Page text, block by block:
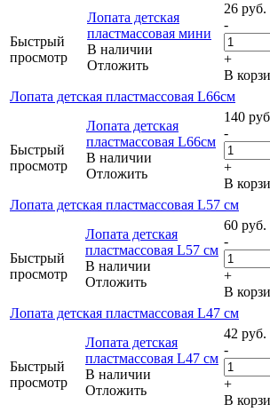
Быстрый
просмотр
Лопата детская
пластмассовая мини
В наличии
Отложить
26 руб.
-
+
В
Лопата детская пластмассовая L66см
Быстрый
просмотр
Лопата детская
пластмассовая L66см
В наличии
Отложить
140
-
+
В
Лопата детская пластмассовая L57 см
Быстрый
просмотр
Лопата детская
пластмассовая L57 см
В наличии
Отложить
60 руб.
-
+
В
Лопата детская пластмассовая L47 см
Быстрый
просмотр
Лопата детская
пластмассовая L47 см
В наличии
Отложить
42 руб.
-
+
В